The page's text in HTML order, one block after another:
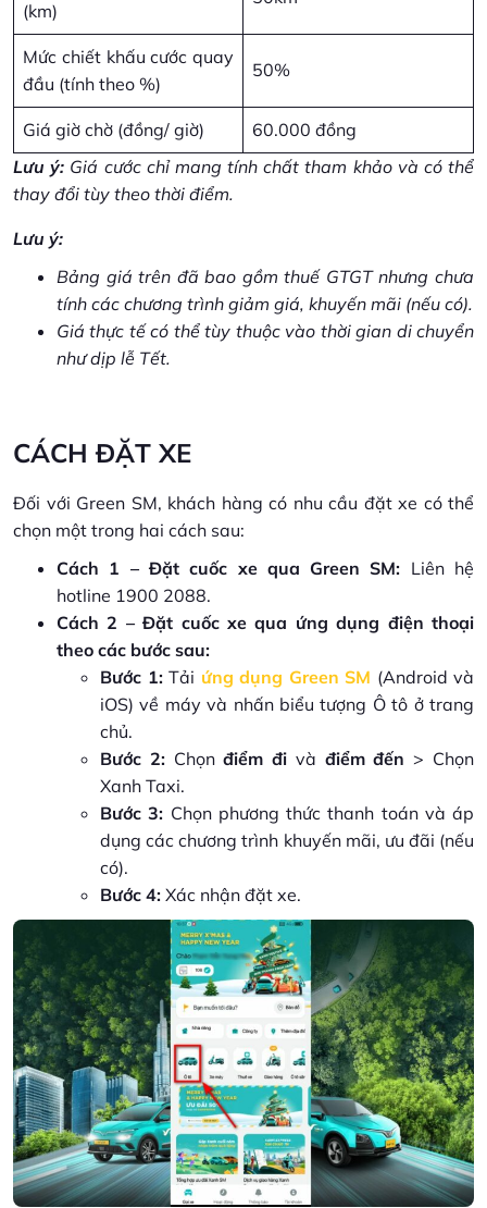
(km)
Mức chiết khấu cước quay
đầu (tính theo %)
50%
Giá giờ chờ (đồng/ giờ)
60.000 đồng
Lưu ý: Giá cước chỉ mang tính chất tham khảo và có thể
thay đổi tùy theo thời điểm.
Lưu ý:
Bảng giá trên đã bao gồm thuế GTGT nhưng chưa
tính các chương trình giảm giá, khuyến mãi (nếu có).
Giá thực tế có thể tùy thuộc vào thời gian di chuyển
như dịp lễ Tết.
CÁCH ĐẶT XE
Đối với Green SM, khách hàng có nhu cầu đặt xe có thể
chọn một trong hai cách sau:
Cách 1 – Đặt cuốc xe qua Green SM: Liên hệ
hotline 1900 2088.
Cách 2 – Đặt cuốc xe qua ứng dụng điện thoại
theo các bước sau:
Bước 1: Tải ứng dụng Green SM (Android và
iOS) về máy và nhấn biểu tượng Ô tô ở trang
chủ.
Bước 2: Chọnđiểm đi và điểm đến > Chọn
Xanh Taxi.
Bước 3: Chọn phương thức thanh toán và áp
dụng các chương trình khuyến mãi, ưu đãi (nếu
có).
Bước 4: Xác nhận đặt xe.